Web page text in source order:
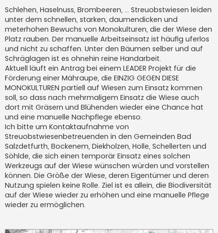
i
t
r
a
g
Schlehen, Haselnuss, Brombeeren, ... Streuobstwiesen leiden
unter dem schnellen, starken, daumendicken und
meterhohen Bewuchs von Monokulturen, die der Wiese den
Platz rauben. Der manuelle Arbeitseinsatz ist häufig uferlos
und nicht zu schaffen. Unter den Bäumen selber und auf
Schräglagen ist es ohnehin reine Handarbeit.
Aktuell läuft ein Antrag bei einem LEADER Projekt für die
Förderung einer Mähraupe, die EINZIG GEGEN DIESE
MONOKULTUREN partiell auf Wiesen zum Einsatz kommen
soll, so dass nach mehrmaligem Einsatz die Wiese auch
dort mit Gräsern und Blühenden wieder eine Chance hat
und eine manuelle Nachpflege ebenso.
Ich bitte um Kontaktaufnahme von
Streuobstwiesenbetreuenden in den Gemeinden Bad
Salzdetfurth, Bockenem, Diekholzen, Holle, Schellerten und
Söhlde, die sich einen temporär Einsatz eines solchen
Werkzeugs auf der Wiese wünschen würden und vorstellen
können. Die Größe der Wiese, deren Eigentümer und deren
Nutzung spielen keine Rolle. Ziel ist es allein, die Biodiversität
auf der Wiese wieder zu erhöhen und eine manuelle Pflege
wieder zu ermöglichen.